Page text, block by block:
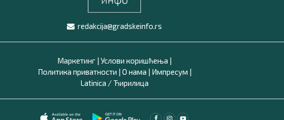
redakcija@gradskeinfo.rs
Маркетинг | Услови коришћења |
Политика приватности | О нама | Импресум |
Latinica /Ћирилица